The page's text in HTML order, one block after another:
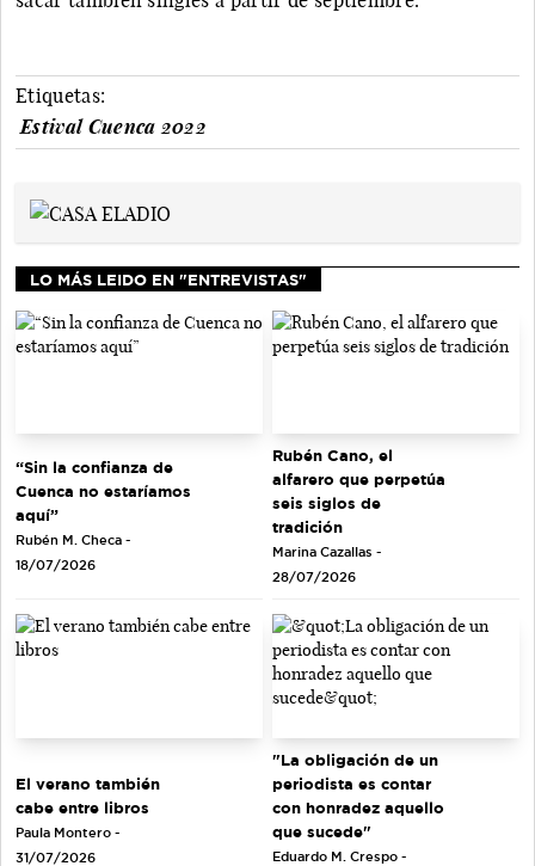
Etiquetas:
Estival Cuenca 2022
LO MÁS LEIDO EN "ENTREVISTAS"
“Sin la confianza de
Cuenca no estaríamos
aquí”
Rubén M. Checa -
18/07/2026
Rubén Cano, el
alfarero que perpetúa
seis siglos de
tradición
Marina Cazallas -
28/07/2026
El verano también
cabe entre libros
Paula Montero -
31/07/2026
"La obligación de un
periodista es contar
con honradez aquello
que sucede"
Eduardo M. Crespo -